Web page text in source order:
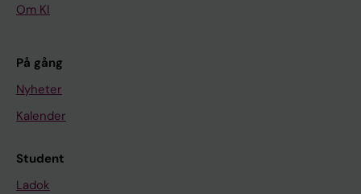
Om KI
På gång
Nyheter
Kalender
Student
Ladok